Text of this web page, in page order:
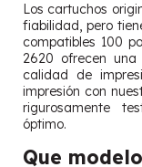
Los cartuchos
fiabilidad, pero
compatibles 100
2620 ofrecen
calidad de
impresión con
rigurosamente
óptimo.
Que